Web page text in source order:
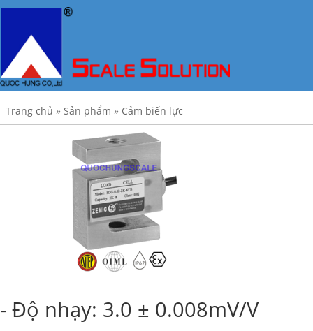
Trang chủ » Sản phẩm » Cảm biến lực
- Độ nhạy: 3.0 ± 0.008mV/V